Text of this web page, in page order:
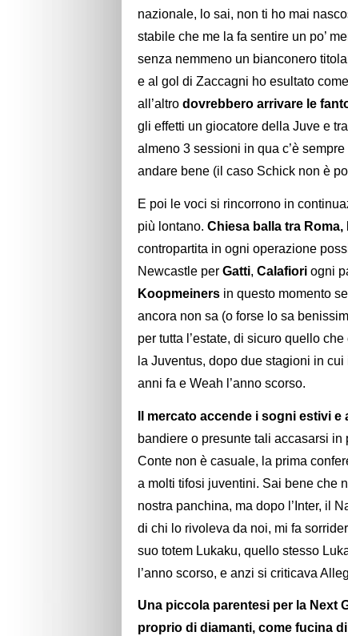
nazionale, lo sai, non ti ho mai
stabile che me la fa sentire un po’
senza nemmeno un bianconero
e al gol di Zaccagni ho esultato
all’altro dovrebbero arrivare le
gli effetti un giocatore della Juve e
almeno 3 sessioni in qua c’è
andare bene (il caso Schick non è
E poi le voci si rincorrono in
più lontano. Chiesa balla tra
contropartita in ogni operazione
Newcastle per Gatti, Calafiori ogni
Koopmeiners in questo momento
ancora non sa (o forse lo sa
per tutta l’estate, di sicuro quello
la Juventus, dopo due stagioni in
anni fa e Weah l’anno scorso.
Il mercato accende i sogni estivi
bandiere o presunte tali accasarsi
Conte non è casuale, la prima
a molti tifosi juventini. Sai bene che
nostra panchina, ma dopo l’Inter, il
di chi lo rivoleva da noi, mi fa
suo totem Lukaku, quello stesso
l’anno scorso, e anzi si criticava
Una piccola parentesi per la Next
proprio di diamanti, come fucina